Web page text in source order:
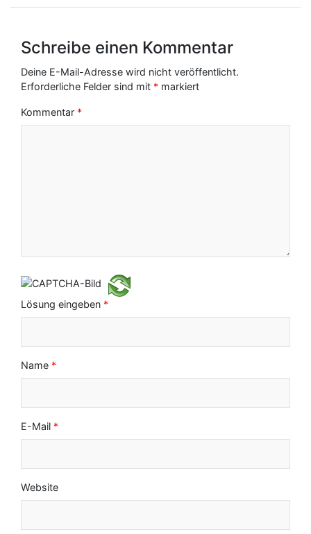
r
g
N
o
n
Schreibe einen Kommentar
Deine E-Mail-Adresse wird nicht veröffentlicht.
Erforderliche Felder sind mit * markiert
Kommentar *
Lösung eingeben *
Name *
E-Mail *
Website